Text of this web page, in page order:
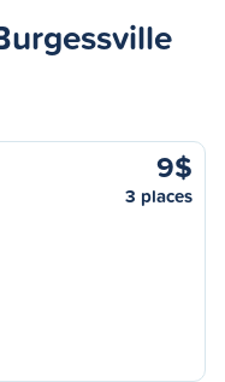
9$
3 places